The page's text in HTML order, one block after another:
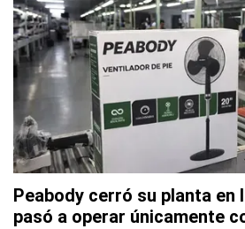
Peabody cerró su planta en
pasó a operar únicamente